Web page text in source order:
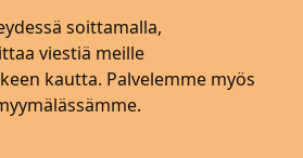
soittamalla,
viestiä meille
kautta. Palvelemme myös